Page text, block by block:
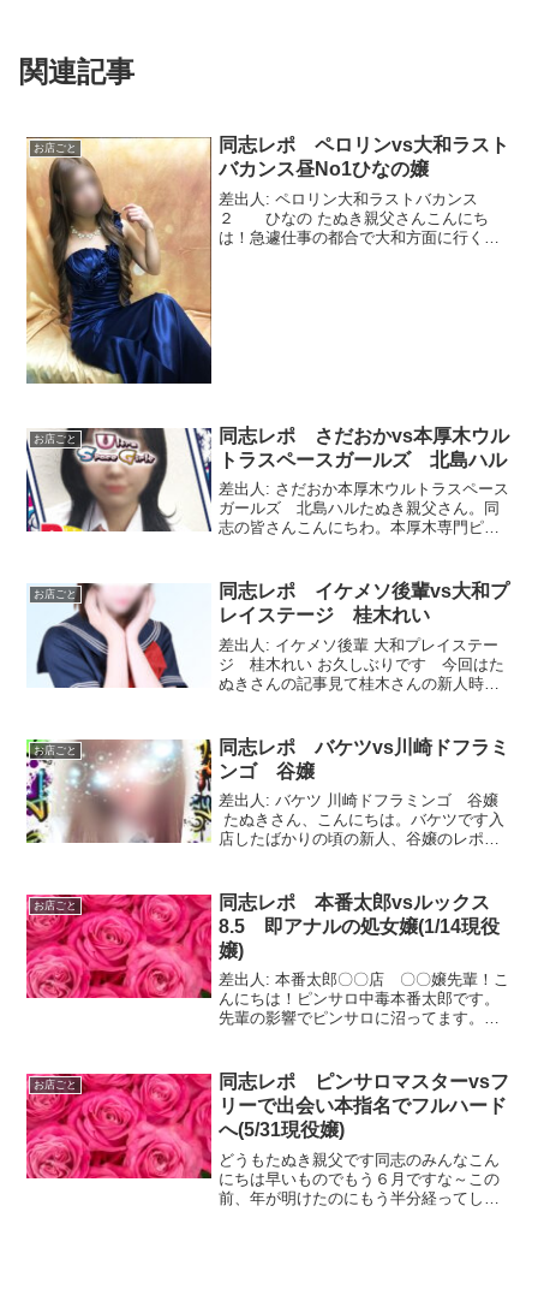
関連記事
お店ごと
同志レポ ペロリンvs大和ラスト
バカンス昼No1ひなの嬢
差出人: ペロリン大和ラストバカンス
２ ひなの たぬき親父さんこんにち
は！急遽仕事の都合で大和方面に行く用
お店ごと
同志レポ さだおかvs本厚木ウル
トラスペースガールズ 北島ハル
差出人: さだおか本厚木ウルトラスペース
ガールズ 北島ハルたぬき親父さん。同
志の皆さんこんにちわ。本厚木専門ピン
んのレポートを綴らせていただきます。
本日も朝から階段に並...
お店ごと
同志レポ イケメソ後輩vs大和プ
レイステージ 桂木れい
差出人: イケメソ後輩 大和プレイステー
ジ 桂木れい お久しぶりです 今回はた
ぬきさんの記事見て桂木さんの新人時代
を書こうと思います 文才なくて短文に
なりがちなのをお許...
お店ごと
同志レポ バケツvs川崎ドフラミ
ンゴ 谷嬢
差出人: バケツ 川崎ドフラミンゴ 谷嬢
たぬきさん、こんにちは。バケツです入
店したばかりの頃の新人、谷嬢のレポー
けたらと思います。最近はたぬきさんの
ブログの影響を受...
お店ごと
同志レポ 本番太郎vsルックス
8.5 即アナルの処女嬢(1/14現役
嬢)
差出人: 本番太郎〇〇店 〇〇嬢先輩！こ
んにちは！ピンサロ中毒本番太郎です。
先輩の影響でピンサロに沼ってます。本
ワークの軽さは今やたぬきを凌ぎますな
去年の戦歴は驚異の年...
お店ごと
同志レポ ピンサロマスターvsフ
リーで出会い本指名でフルハード
へ(5/31現役嬢)
どうもたぬき親父です同志のみんなこん
にちは早いものでもう６月ですな～この
前、年が明けたのにもう半分経ってしま